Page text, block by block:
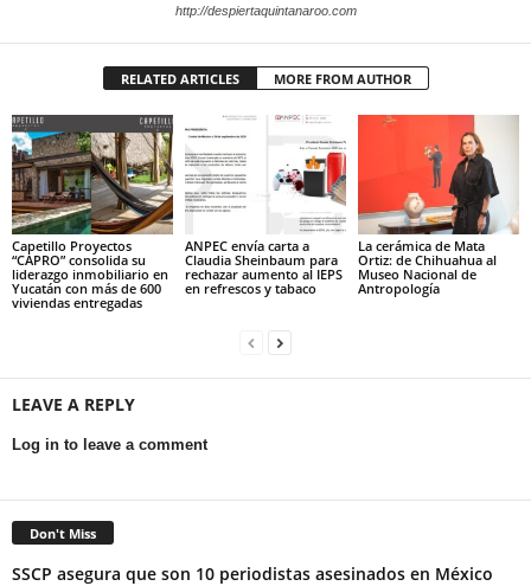
http://despiertaquintanaroo.com
RELATED ARTICLES MORE FROM AUTHOR
Capetillo Proyectos
“CAPRO” consolida su
liderazgo inmobiliario en
Yucatán con más de 600
viviendas entregadas
ANPEC envía carta a
Claudia Sheinbaum para
rechazar aumento al IEPS
en refrescos y tabaco
La cerámica de Mata
Ortiz: de Chihuahua al
Museo Nacional de
Antropología
LEAVE A REPLY
Log in to leave a comment
Don't Miss
SSCP asegura que son 10 periodistas asesinados en México